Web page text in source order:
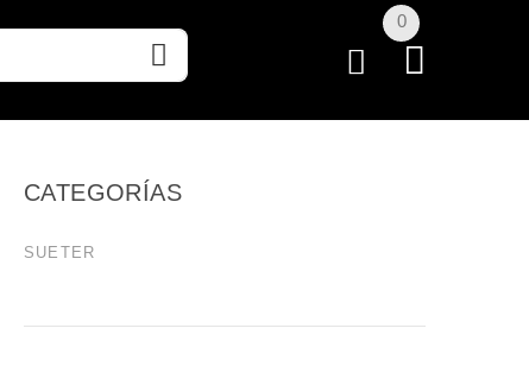
0
CATEGORÍAS
SUETER